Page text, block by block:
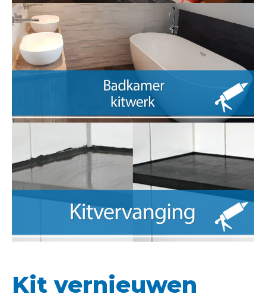
Kit vernieuwen